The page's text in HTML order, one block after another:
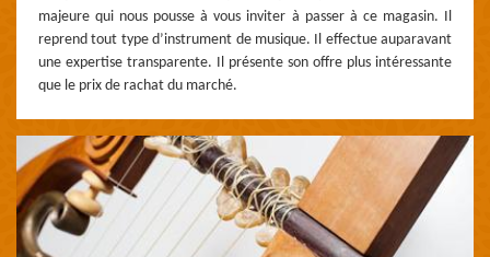
majeure qui nous pousse à vous inviter à passer à ce magasin. Il
reprend tout type d’instrument de musique. Il effectue auparavant
une expertise transparente. Il présente son offre plus intéressante
que le prix de rachat du marché.